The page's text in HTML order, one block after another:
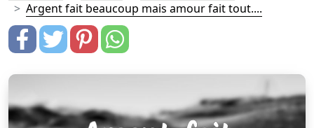
Argent fait beaucoup mais amour fait tout....